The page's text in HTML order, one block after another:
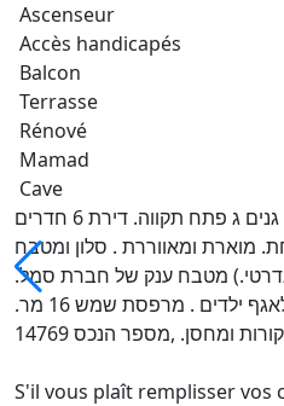
Ascenseur
Accès handicapés
Balcon
Terrasse
Rénové
Mamad
Cave
למכירה בבלעדיות במרכז כפר גנים ג פתח תקווה. דירת 6 חדרים
מוארת ומאווררת . סלון ומטבח
מטבח ענק של חברת סמל.
הפרדה מלאה בין אגף הורים לאגף ילדים . מרפסת שמש 16 מר.
S'il vous plaît remplisser vos